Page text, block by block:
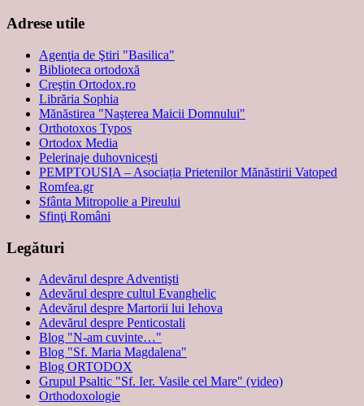
Adrese utile
Agenţia de Ştiri "Basilica"
Biblioteca ortodoxă
Creştin Ortodox.ro
Librăria Sophia
Mănăstirea "Naşterea Maicii Domnului"
Orthotoxos Typos
Ortodox Media
Pelerinaje duhovnicești
PEMPTOUSIA – Asociația Prietenilor Mănăstirii Vatoped
Romfea.gr
Sfânta Mitropolie a Pireului
Sfinţi Români
Legături
Adevărul despre Adventişti
Adevărul despre cultul Evanghelic
Adevărul despre Martorii lui Iehova
Adevărul despre Penticostali
Blog "N-am cuvinte…"
Blog "Sf. Maria Magdalena"
Blog ORTODOX
Grupul Psaltic "Sf. Ier. Vasile cel Mare" (video)
Orthodoxologie